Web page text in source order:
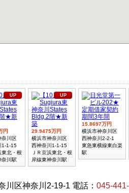
UP
円
奈川区
1-1-15
東北・根
奈川駅
UP
29.9475万円
横浜市神奈川区
西神奈川1-1-15
ＪＲ京浜東北・根
岸線東神奈川駅
15.8697万円
横浜市神奈川区
西神奈川2-2-1
東急東横線東白楽
駅
川区神奈川2-19-1 電話： 045-